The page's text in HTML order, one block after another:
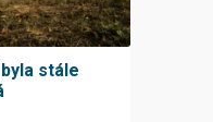
stále